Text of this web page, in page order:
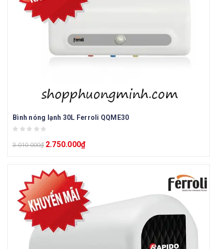
Bình nóng lạnh 30L Ferroli QQME30
3.010.000₫ 2.750.000₫